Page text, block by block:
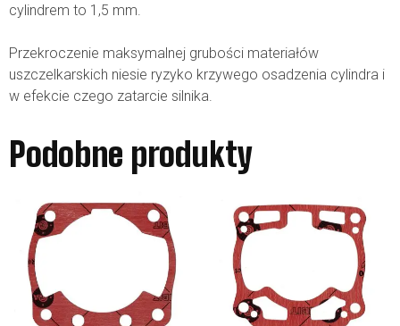
cylindrem to 1,5 mm.
Przekroczenie maksymalnej grubości materiałów
uszczelkarskich niesie ryzyko krzywego osadzenia cylindra i
w efekcie czego zatarcie silnika.
Podobne produkty